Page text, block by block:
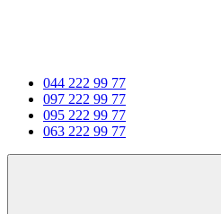
044 222 99 77
097 222 99 77
095 222 99 77
063 222 99 77